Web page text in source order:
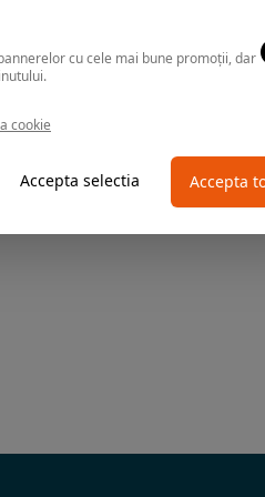
cu cele mai bune promoții, dar
cookie
Accepta selectia Accepta